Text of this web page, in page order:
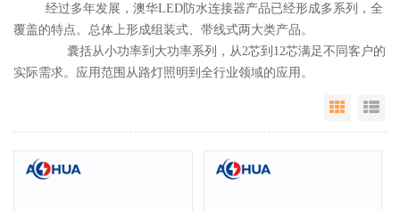
经过多年发展，澳华LED防水连接器产品已经形成多系列，全
覆盖的特点。总体上形成组装式、带线式两大类产品。
囊括从小功率到大功率系列，从2芯到12芯满足不同客户的
实际需求。应用范围从路灯照明到全行业领域的应用。
Grid